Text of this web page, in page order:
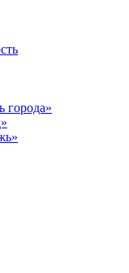
города»